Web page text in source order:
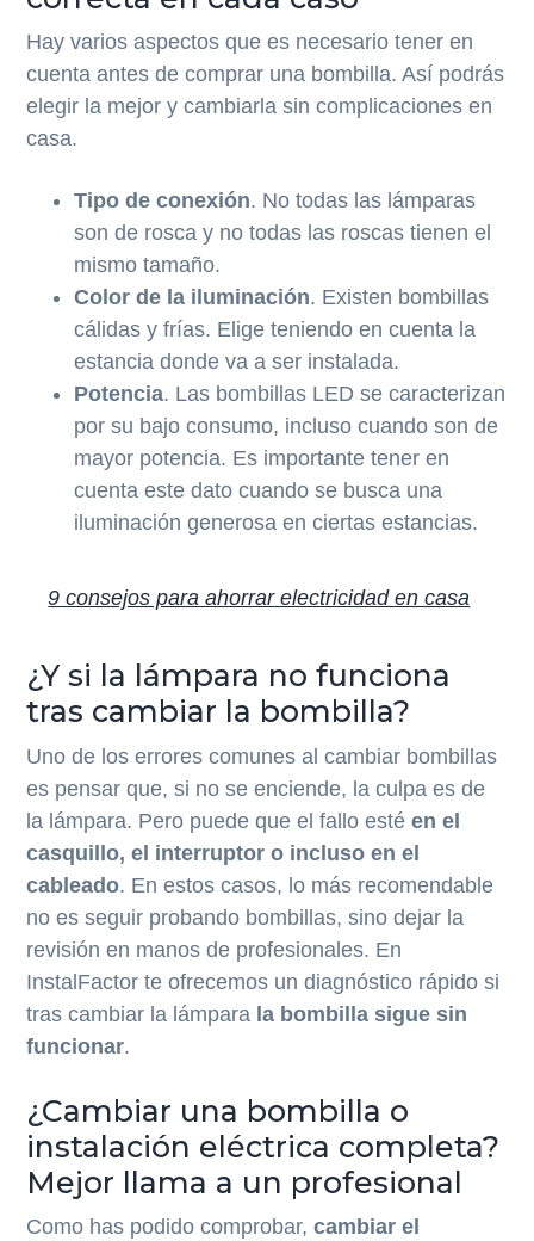
Hay varios aspectos que es necesario tener en
cuenta antes de comprar una bombilla. Así podrás
elegir la mejor y cambiarla sin complicaciones en
casa.
Tipo de conexión. No todas las lámparas
son de rosca y no todas las roscas tienen el
mismo tamaño.
Color de la iluminación. Existen bombillas
cálidas y frías. Elige teniendo en cuenta la
estancia donde va a ser instalada.
Potencia. Las bombillas LED se caracterizan
por su bajo consumo, incluso cuando son de
mayor potencia. Es importante tener en
cuenta este dato cuando se busca una
iluminación generosa en ciertas estancias.
9 consejos para ahorrar electricidad en casa
¿Y si la lámpara no funciona
tras cambiar la bombilla?
Uno de los errores comunes al cambiar bombillas
es pensar que, si no se enciende, la culpa es de
la lámpara. Pero puede que el fallo estéen el
casquillo, el interruptor o incluso en el
cableado. En estos casos, lo más recomendable
no es seguir probando bombillas, sino dejar la
revisión en manos de profesionales. En
InstalFactor te ofrecemos un diagnóstico rápido si
tras cambiar la lámpara la bombilla sigue sin
funcionar.
¿Cambiar una bombilla o
instalación eléctrica completa?
Mejor llama a un profesional
Como has podido comprobar,cambiar el